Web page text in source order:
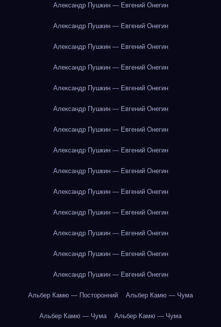
Александр Пушкин — Евгений Онегин
Александр Пушкин — Евгений Онегин
Александр Пушкин — Евгений Онегин
Александр Пушкин — Евгений Онегин
Александр Пушкин — Евгений Онегин
Александр Пушкин — Евгений Онегин
Александр Пушкин — Евгений Онегин
Александр Пушкин — Евгений Онегин
Александр Пушкин — Евгений Онегин
Александр Пушкин — Евгений Онегин
Александр Пушкин — Евгений Онегин
Александр Пушкин — Евгений Онегин
Александр Пушкин — Евгений Онегин
Александр Пушкин — Евгений Онегин
Альбер Камю — Посторонний Альбер Камю — Чума
Альбер Камю — Чума Альбер Камю — Чума